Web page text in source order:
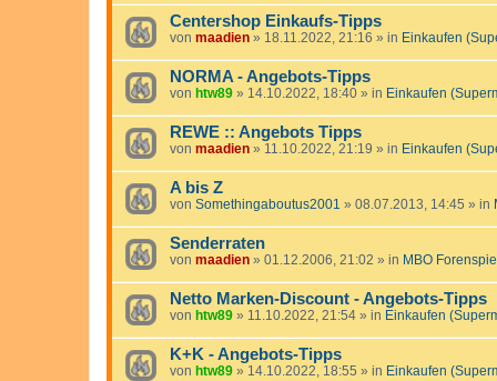
Centershop Einkaufs-Tipps
von maadien » 18.11.2022, 21:16 » in Einkaufen
NORMA - Angebots-Tipps
von htw89 » 14.10.2022, 18:40 » in Einkaufen
REWE :: Angebots Tipps
von maadien » 11.10.2022, 21:19 » in Einkaufen
A bis Z
von Somethingaboutus2001 » 08.07.2013, 14:45 » in
Senderraten
von maadien » 01.12.2006, 21:02 » in MBO
Netto Marken-Discount - Angebots-Tipps
von htw89 » 11.10.2022, 21:54 » in Einkaufen
K+K - Angebots-Tipps
von htw89 » 14.10.2022, 18:55 » in Einkaufen